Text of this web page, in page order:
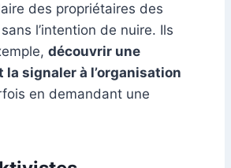
des propriétaires des
l’intention de nuire. Ils
découvrir une
signaler à l’organisation
en demandant une